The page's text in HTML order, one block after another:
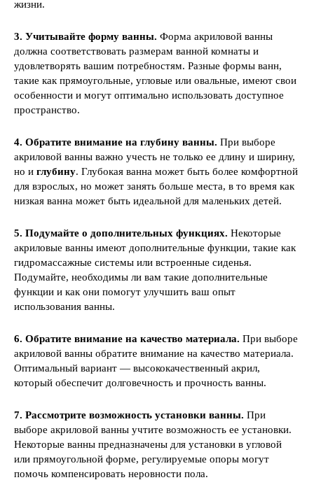
жизни.
3. Учитывайте форму ванны. Форма акриловой ванны
должна соответствовать размерам ванной комнаты и
удовлетворять вашим потребностям. Разные формы ванн,
такие как прямоугольные, угловые или овальные, имеют свои
особенности и могут оптимально использовать доступное
пространство.
4. Обратите внимание на глубину ванны. При выборе
акриловой ванны важно учесть не только ее длину и ширину,
но и глубину. Глубокая ванна может быть более комфортной
для взрослых, но может занять больше места, в то время как
низкая ванна может быть идеальной для маленьких детей.
5. Подумайте о дополнительных функциях. Некоторые
акриловые ванны имеют дополнительные функции, такие как
гидромассажные системы или встроенные сиденья.
Подумайте, необходимы ли вам такие дополнительные
функции и как они помогут улучшить ваш опыт
использования ванны.
6. Обратите внимание на качество материала. При выборе
акриловой ванны обратите внимание на качество материала.
Оптимальный вариант — высококачественный акрил,
который обеспечит долговечность и прочность ванны.
7. Рассмотрите возможность установки ванны. При
выборе акриловой ванны учтите возможность ее установки.
Некоторые ванны предназначены для установки в угловой
или прямоугольной форме, регулируемые опоры могут
помочь компенсировать неровности пола.